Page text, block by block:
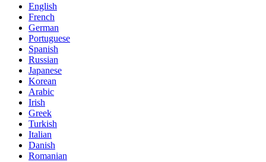
English
French
German
Portuguese
Spanish
Russian
Japanese
Korean
Arabic
Irish
Greek
Turkish
Italian
Danish
Romanian